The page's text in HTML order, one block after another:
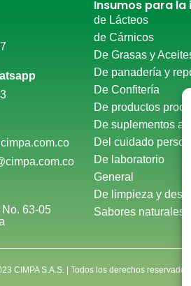
63-05
Insumos para la
de Lácteos
de Cárnicos
De Grasas y
De panadería y
De Confitería
De productos
De suplementos
Del cuidado
De laboratorio
General
De limpieza y
Sabores naturales
CIMPA S.A.S. | Todos los derechos reservados